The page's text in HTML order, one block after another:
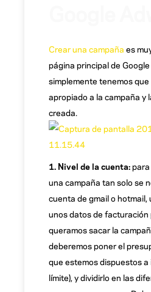
Crear una campaña es
página principal de
simplemente tenemos
apropiado a la campaña y
creada.
1. Nivel de la cuenta:
una campaña tan solo se
cuenta de gmail o
unos datos de facturación
queramos sacar la
deberemos poner el
que estemos dispuestos
límite), y dividirlo en las